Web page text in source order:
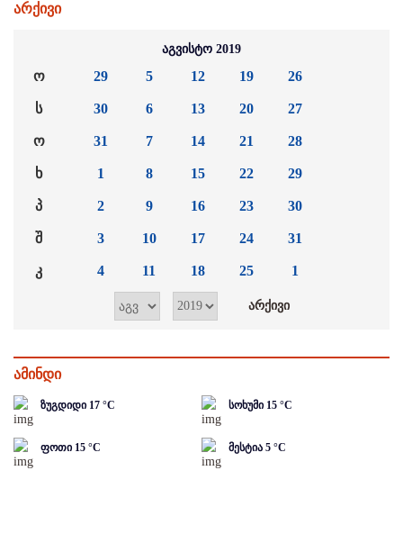
არქივი
აგვისტო 2019
ო
ს
ო
ხ
პ
შ
კ
29
30
31
1
2
3
4
5
6
7
8
9
10
11
12
13
14
15
16
17
18
19
20
21
22
23
24
25
26
27
28
29
30
31
1
ამინდი
ზუგდიდი 17 °C სოხუმი 15 °C
ფოთი 15 °C მესტია 5 °C